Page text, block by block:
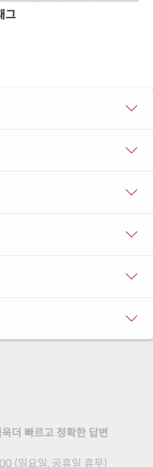
그
더 빠르고 정확한 답변
(일요일, 공휴일 휴무)